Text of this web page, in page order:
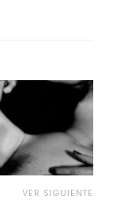
VER SIGUIENTE